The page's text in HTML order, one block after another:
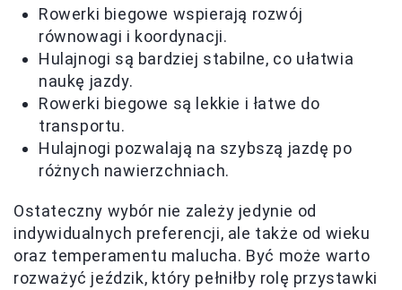
Rowerki biegowe wspierają rozwój
równowagi i koordynacji.
Hulajnogi są bardziej stabilne, co ułatwia
naukę jazdy.
Rowerki biegowe są lekkie i łatwe do
transportu.
Hulajnogi pozwalają na szybszą jazdę po
różnych nawierzchniach.
Ostateczny wybór nie zależy jedynie od
indywidualnych preferencji, ale także od wieku
oraz temperamentu malucha. Być może warto
rozważyć jeździk, który pełniłby rolę przystawki